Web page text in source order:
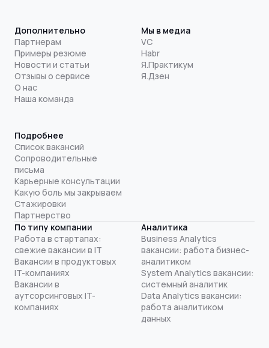
Дополнительно
Партнерам
Примеры резюме
Новости и статьи
Отзывы о сервисе
О нас
Наша команда
Мы в медиа
VC
Habr
Я.Практикум
Я.Дзен
Подробнее
Список вакансий
Сопроводительные
письма
Карьерные консультации
Какую боль мы закрываем
Стажировки
Партнерство
По типу компании
Работа в стартапах:
свежие вакансии в IT
Вакансии в продуктовых
IT-компаниях
Вакансии в
аутсорсинговых IT-
компаниях
Аналитика
Business Analytics
вакансии: работа бизнес-
аналитиком
System Analytics вакансии:
системный аналитик
Data Analytics вакансии:
работа аналитиком
данных